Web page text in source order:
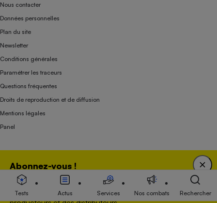
Abonnez-vous !
Bénéficiez d'une expertise unique tout en soutenant
une association 100 % indépendante de l'Etat, des
Nous contacter
Données personnelles
Plan du site
Newsletter
Conditions générales
Paramétrer les traceurs
Questions fréquentes
Droits de reproduction et de diffusion
Mentions légales
Panel
Association indépendante de l’État, des syndicats, des producteurs et des
distributeurs depuis 1951.
Tests Actus Services Nos combats Rechercher